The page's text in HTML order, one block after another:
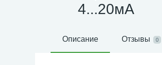
4...20мА
Описание Отзывы 0